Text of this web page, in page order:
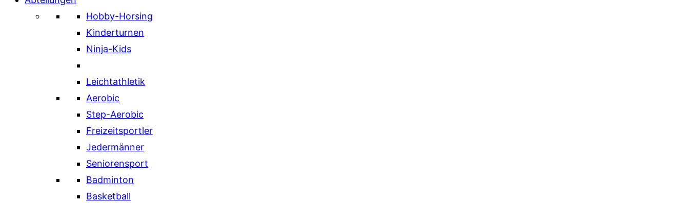
Hobby-Horsing
Kinderturnen
Ninja-Kids
Leichtathletik
Aerobic
Step-Aerobic
Freizeitsportler
Jedermänner
Seniorensport
Badminton
Basketball